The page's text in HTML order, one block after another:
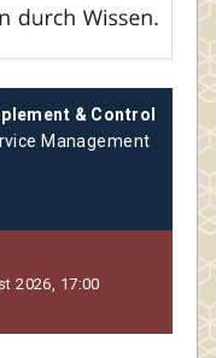
& Control
Management
2026, 17:00